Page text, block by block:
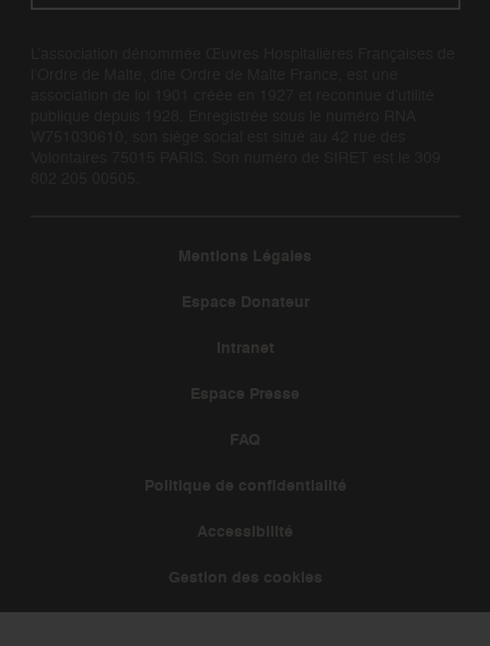
Mentions Légales
Espace Donateur
Intranet
Espace Presse
FAQ
Politique de confidentialité
Accessibilité
Gestion des cookies